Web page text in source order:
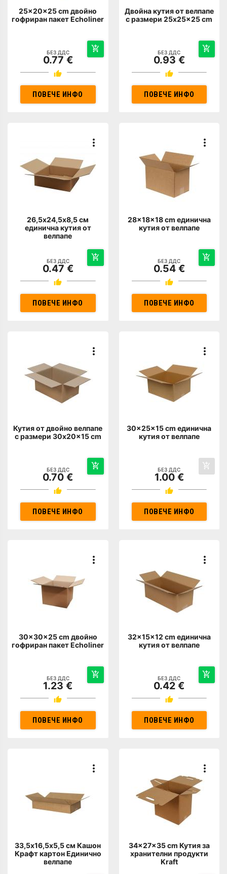
25x20x25 cm двойно
гофриран пакет Echoliner
БЕЗ ДДС
0.77 €
ПОВЕЧЕ ИНФО
Двойна кутия от велпапе
с размери 25x25x25 cm
БЕЗ ДДС
0.93 €
ПОВЕЧЕ ИНФО
26,5х24,5х8,5 см
единична кутия от
велпапе
БЕЗ ДДС
0.47 €
ПОВЕЧЕ ИНФО
28x18x18 cm единична
кутия от велпапе
БЕЗ ДДС
0.54 €
ПОВЕЧЕ ИНФО
Кутия от двойно велпапе
с размери 30x20x15 cm
БЕЗ ДДС
0.70 €
ПОВЕЧЕ ИНФО
30x25x15 cm единична
кутия от велпапе
БЕЗ ДДС
1.00 €
ПОВЕЧЕ ИНФО
30x30x25 cm двойно
гофриран пакет Echoliner
БЕЗ ДДС
1.23 €
ПОВЕЧЕ ИНФО
32x15x12 cm единична
кутия от велпапе
БЕЗ ДДС
0.42 €
ПОВЕЧЕ ИНФО
33,5х16,5х5,5 см Кашон
Крафт картон Единично
велпапе
34x27x35 cm Кутия за
хранителни продукти
Kraft